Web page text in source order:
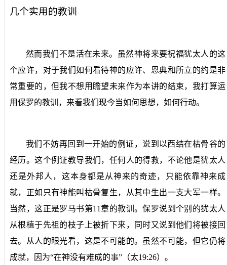
几个实用的教训
然而我们不是活在未来。虽然神将来要祝福犹太人的这
个应许，对于我们如何看待神的应许、恩典和所立的约是非
常重要的，但我不想用瞻望未来作为本讲的结束，我打算运
用保罗的教训，来看我们现今当如何思想，如何行动。
我们不妨再回到一开始的例证，说到以西结在枯骨谷的
经历。这个例证教导我们，任何人的得救，不论他是犹太人
还是外邦人，这本身都是从神来的奇迹，只能依靠神来成
就，正如只有神能叫枯骨复生，从其中生出一支大军一样。
当然，这正是罗马书第11章的教训。保罗说到个别的犹太人
从根植于先祖的枝子上被折下来，同时又说到他们将被接回
去。从人的眼光看，这是不可能的。虽然不可能，但它仍将
成就，因为“在神没有难成的事”（太19:26）。